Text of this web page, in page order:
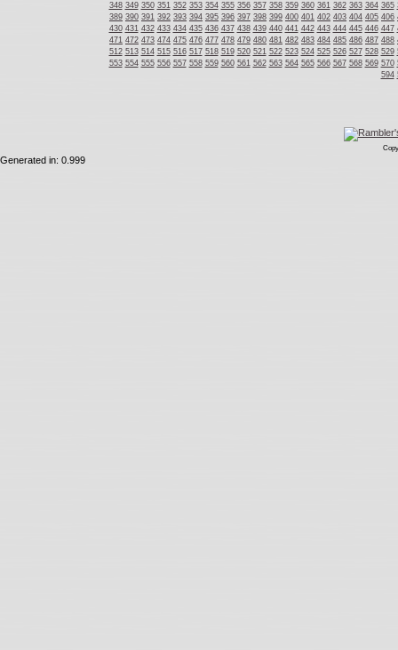
348 349 350 351 352 353 354 355 356 357 358 359 360 361 362 363 364 365
389 390 391 392 393 394 395 396 397 398 399 400 401 402 403 404 405 406
430 431 432 433 434 435 436 437 438 439 440 441 442 443 444 445 446 447
471 472 473 474 475 476 477 478 479 480 481 482 483 484 485 486 487 488
512 513 514 515 516 517 518 519 520 521 522 523 524 525 526 527 528 529
553 554 555 556 557 558 559 560 561 562 563 564 565 566 567 568 569 570
594
Generated in: 0.999